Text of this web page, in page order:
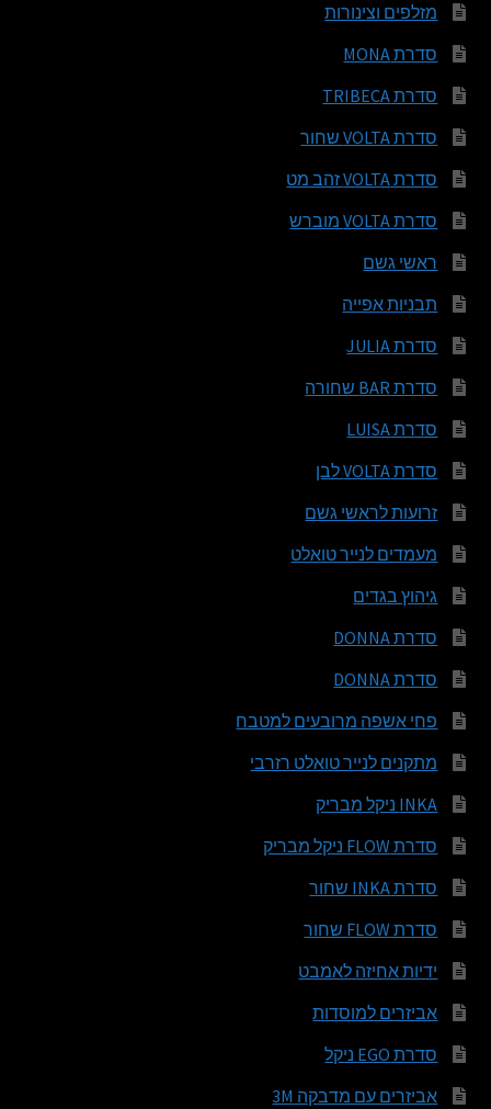
מזלפים וצינורות
סדרת MONA
סדרת TRIBECA
סדרת VOLTA שחור
סדרת VOLTA זהב מט
סדרת VOLTA מוברש
ראשי גשם
תבניות אפייה
סדרת JULIA
סדרת BAR שחורה
סדרת LUISA
סדרת VOLTA לבן
זרועות לראשי גשם
מעמדים לנייר טואלט
גיהוץ בגדים
סדרת DONNA
סדרת DONNA
פחי אשפה מרובעים למטבח
מתקנים לנייר טואלט רזרבי
INKA ניקל מבריק
סדרת FLOW ניקל מבריק
סדרת INKA שחור
סדרת FLOW שחור
ידיות אחיזה לאמבט
אביזרים למוסדות
סדרת EGO ניקל
אביזרים עם מדבקה 3M